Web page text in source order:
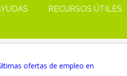
RECURSOS ÚTILES
ofertas de empleo en